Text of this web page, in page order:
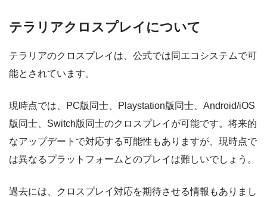
テラリアクロスプレイについて
テラリアのクロスプレイは、公式では同エコシステムで可
能とされています。
現時点では、PC版同士、Playstation版同士、Android/iOS
版同士、Switch版同士のクロスプレイが可能です。将来的
なアップデートで対応する可能性もありますが、現時点で
は異なるプラットフォームとのプレイは難しいでしょう。
過去には、クロスプレイ対応を期待させる情報もありまし